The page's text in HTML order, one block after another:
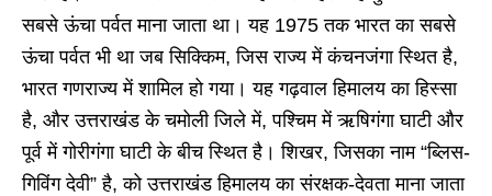
सबसे ऊंचा पर्वत माना जाता था। यह 1975 तक भारत का सबसे
ऊंचा पर्वत भी था जब सिक्किम, जिस राज्य में कंचनजंगा स्थित है,
भारत गणराज्य में शामिल हो गया। यह गढ़वाल हिमालय का हिस्सा
है, और उत्तराखंड के चमोली जिले में, पश्चिम में ऋषिगंगा घाटी और
पूर्व में गोरीगंगा घाटी के बीच स्थित है। शिखर, जिसका नाम “ब्लिस-
गिविंग देवी” है, को उत्तराखंड हिमालय का संरक्षक-देवता माना जाता